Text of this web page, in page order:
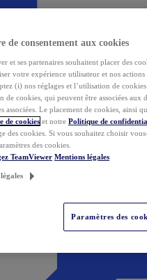
de consentement aux cookies
et ses partenaires souhaitent placer des
votre expérience utilisateur et nos
(i) nos réglages et l’utilisation de
de cookies, qui peuvent être associées aux
associées. Le placement de cookies, ainsi
de cookies et notre Politique de
des cookies. Si vous souhaitez choisir
des cookies.
TeamViewer Mentions légales
Paramètres des